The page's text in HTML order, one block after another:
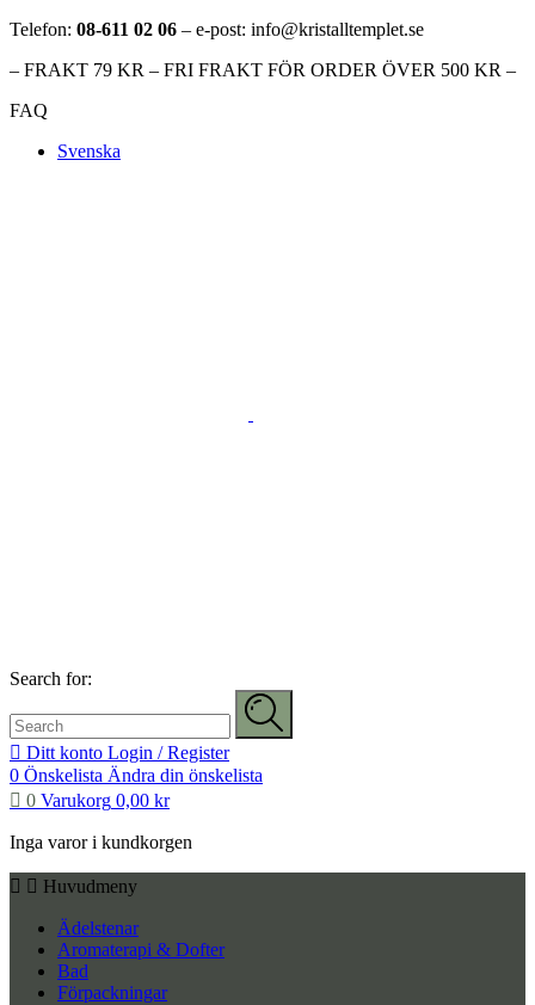
Telefon: 08-611 02 06 – e-post: info@kristalltemplet.se
– FRAKT 79 KR – FRI FRAKT FÖR ORDER ÖVER 500 KR –
FAQ
Svenska
Search for:
Ditt konto Login / Register
0 Önskelista Ändra din önskelista
0 Varukorg 0,00 kr
Inga varor i kundkorgen
Huvudmeny
Ädelstenar
Aromaterapi & Dofter
Bad
Förpackningar